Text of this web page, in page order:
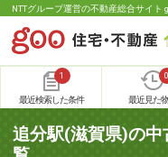
NTTグループ運営の不動産総合サイト
1
最近検索した条件
0
最近見た
追分駅(滋賀県)の